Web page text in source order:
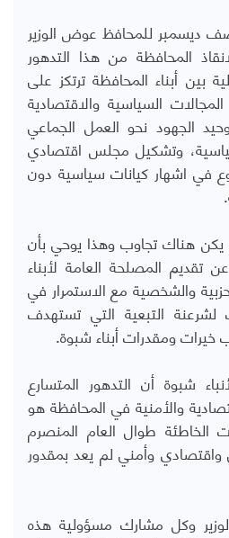
ديسمبر للمحافظ عوض الوزير
المحافظة من هذا التدهور
بين أبناء المحافظة ترتكز على
السياسية والاقتصادية
الجهود نحو العمل الجماعي
وتشكيل مجلس اقتصادي
في اشهار كيانات سياسية دون
يكن هناك تجاوب وهذا يوحي بأن
تقديم المصلحة العامة لأبناء
والشخصية مع الاستمرار في
لشرعنة التبعية التي تستهدف
ومقدرات أبناء شبوة.
شبوة أن التدهور المتسارع
والأمنية في المحافظة هو
الخاطئة طوال العام المنصرم
وأمني لم يعد بمقدور
وكل مشارك مسؤولية هذه